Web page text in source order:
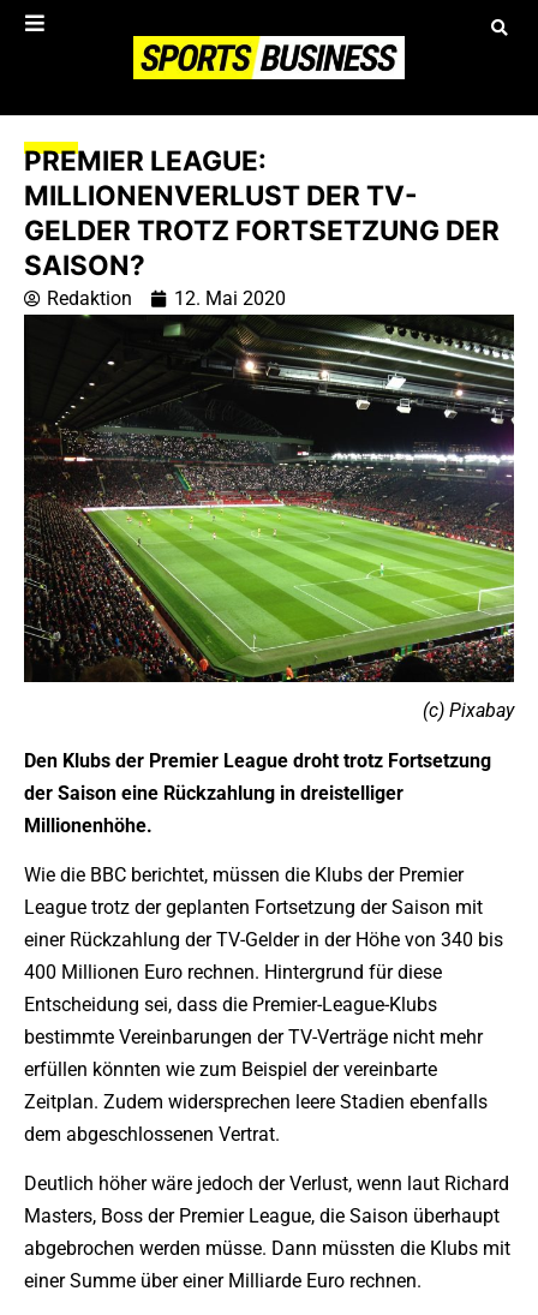
PREMIER LEAGUE:
MILLIONENVERLUST DER TV-
GELDER TROTZ FORTSETZUNG DER
SAISON?
Redaktion 12. Mai 2020
(c) Pixabay
Den Klubs der Premier League droht trotz Fortsetzung
der Saison eine Rückzahlung in dreistelliger
Millionenhöhe.
Wie die BBC berichtet, müssen die Klubs der Premier
League trotz der geplanten Fortsetzung der Saison mit
einer Rückzahlung der TV-Gelder in der Höhe von 340 bis
400 Millionen Euro rechnen. Hintergrund für diese
Entscheidung sei, dass die Premier-League-Klubs
bestimmte Vereinbarungen der TV-Verträge nicht mehr
erfüllen könnten wie zum Beispiel der vereinbarte
Zeitplan. Zudem widersprechen leere Stadien ebenfalls
dem abgeschlossenen Vertrat.
Deutlich höher wäre jedoch der Verlust, wenn laut Richard
Masters, Boss der Premier League, die Saison überhaupt
abgebrochen werden müsse. Dann müssten die Klubs mit
einer Summe über einer Milliarde Euro rechnen.